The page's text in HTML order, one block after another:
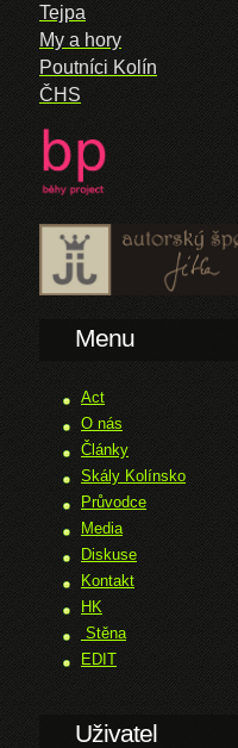
Tejpa
My a hory
Poutníci Kolín
ČHS
Menu
Act
O nás
Články
Skály Kolínsko
Průvodce
Media
Diskuse
Kontakt
HK
Stěna
EDIT
Uživatel